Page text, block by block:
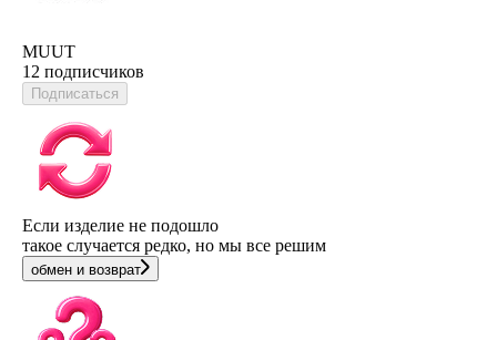
MUUT
12 подписчиков
Подписаться
Если изделие не подошло
такое случается редко, но мы все решим
обмен и возврат